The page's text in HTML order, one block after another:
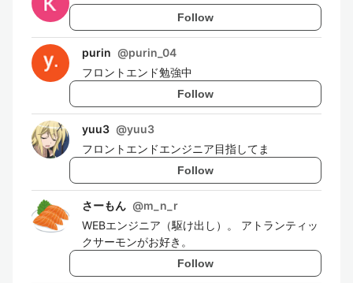
Follow
purin @purin_04
フロントエンド勉強中
Follow
yuu3 @yuu3
フロントエンドエンジニア目指してま
Follow
さーもん @m_n_r
WEBエンジニア（駆け出し）。 アトランティッ
クサーモンがお好き。
Follow